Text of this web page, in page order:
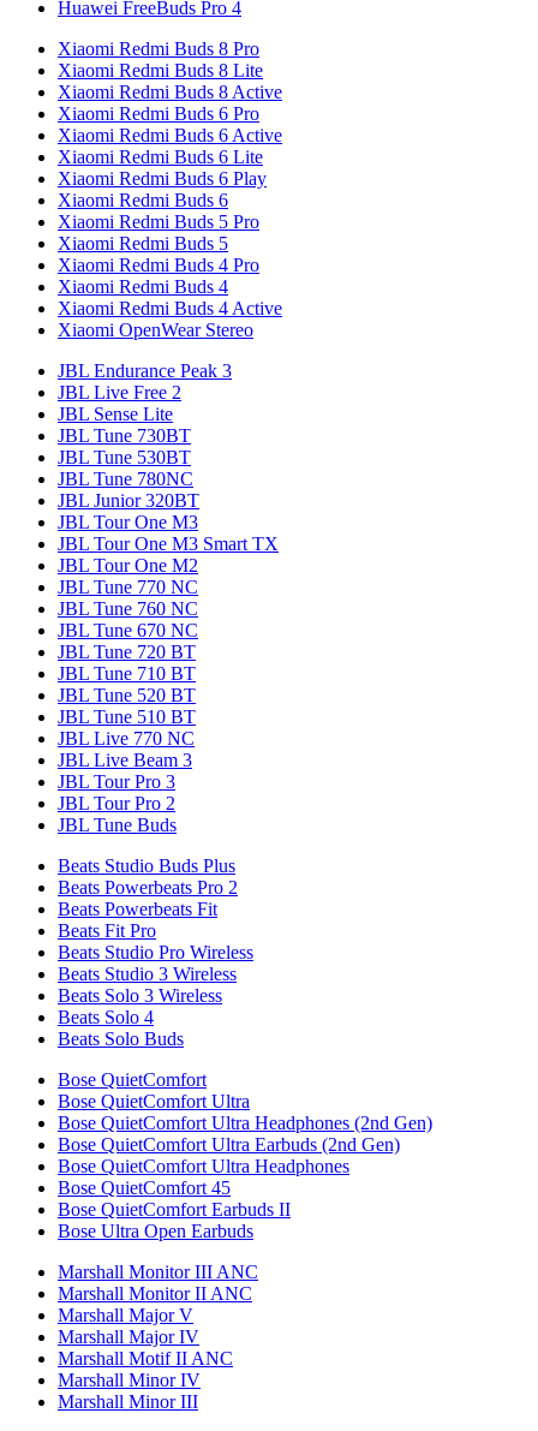
Huawei FreeBuds Pro 4
Xiaomi Redmi Buds 8 Pro
Xiaomi Redmi Buds 8 Lite
Xiaomi Redmi Buds 8 Active
Xiaomi Redmi Buds 6 Pro
Xiaomi Redmi Buds 6 Active
Xiaomi Redmi Buds 6 Lite
Xiaomi Redmi Buds 6 Play
Xiaomi Redmi Buds 6
Xiaomi Redmi Buds 5 Pro
Xiaomi Redmi Buds 5
Xiaomi Redmi Buds 4 Pro
Xiaomi Redmi Buds 4
Xiaomi Redmi Buds 4 Active
Xiaomi OpenWear Stereo
JBL Endurance Peak 3
JBL Live Free 2
JBL Sense Lite
JBL Tune 730BT
JBL Tune 530BT
JBL Tune 780NC
JBL Junior 320BT
JBL Tour One M3
JBL Tour One M3 Smart TX
JBL Tour One M2
JBL Tune 770 NC
JBL Tune 760 NC
JBL Tune 670 NC
JBL Tune 720 BT
JBL Tune 710 BT
JBL Tune 520 BT
JBL Tune 510 BT
JBL Live 770 NC
JBL Live Beam 3
JBL Tour Pro 3
JBL Tour Pro 2
JBL Tune Buds
Beats Studio Buds Plus
Beats Powerbeats Pro 2
Beats Powerbeats Fit
Beats Fit Pro
Beats Studio Pro Wireless
Beats Studio 3 Wireless
Beats Solo 3 Wireless
Beats Solo 4
Beats Solo Buds
Bose QuietComfort
Bose QuietComfort Ultra
Bose QuietComfort Ultra Headphones (2nd Gen)
Bose QuietComfort Ultra Earbuds (2nd Gen)
Bose QuietComfort Ultra Headphones
Bose QuietComfort 45
Bose QuietComfort Earbuds II
Bose Ultra Open Earbuds
Marshall Monitor III ANC
Marshall Monitor II ANC
Marshall Major V
Marshall Major IV
Marshall Motif II ANC
Marshall Minor IV
Marshall Minor III